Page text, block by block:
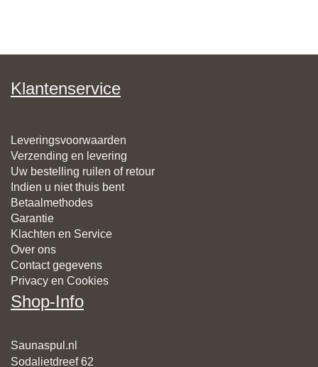
Klantenservice
Leveringsvoorwaarden
Verzending en levering
Uw bestelling ruilen of retour
Indien u niet thuis bent
Betaalmethodes
Garantie
Klachten en Service
Over ons
Contact gegevens
Privacy en Cookies
Shop-Info
Saunaspul.nl
Sodalietdreef 62